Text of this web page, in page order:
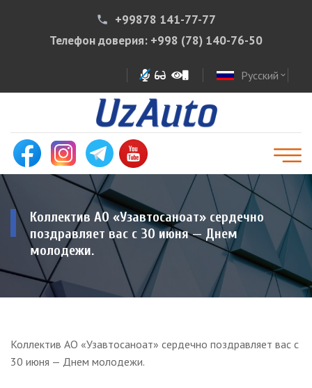
phone
+99878 141-77-77
Телефон доверия: +998 (78) 140-76-50
Русский expand_more
Коллектив АО «Узавтосаноат» сердечно
поздравляет вас с 30 июня — Днем
молодежи.
Коллектив АО «Узавтосаноат» сердечно поздравляет вас с
30 июня — Днем молодежи.